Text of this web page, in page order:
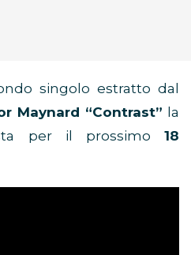
singolo estratto dal
Maynard “Contrast” la
per il prossimo 18